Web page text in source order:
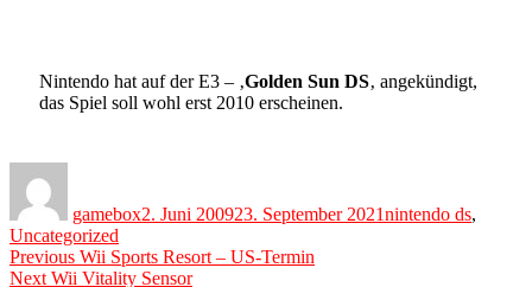
Nintendo hat auf der E3 – ‚Golden Sun DS‚ angekündigt,
das Spiel soll wohl erst 2010 erscheinen.
gamebox2. Juni 200923. September 2021nintendo ds,
Uncategorized
Beitragsnavigation
Previous Previous
post:
Wii Sports Resort – US-Termin
Next Next
Wii Vitality Sensor